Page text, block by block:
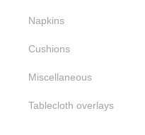
Naranja
Napkins
Cushions
Miscellaneous
Tablecloth overlays